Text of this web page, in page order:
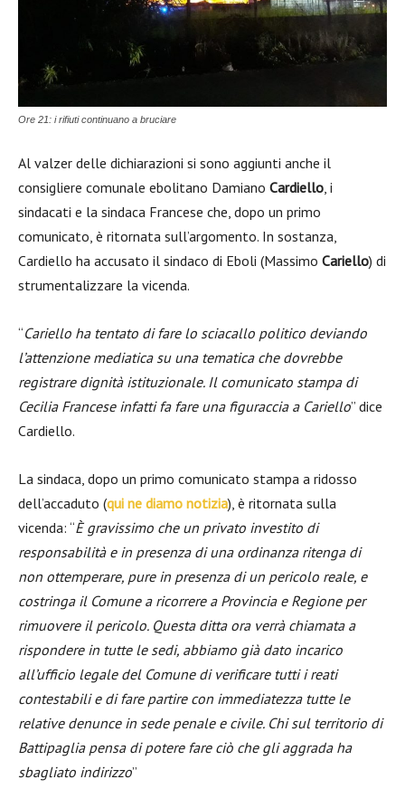
Ore 21: i rifiuti continuano a bruciare
Al valzer delle dichiarazioni si sono aggiunti anche il
consigliere comunale ebolitano Damiano Cardiello , i
sindacati e la sindaca Francese che, dopo un primo
comunicato, è ritornata sull’argomento. In sostanza,
Cardiello ha accusato il sindaco di Eboli (Massimo Cariello) di
strumentalizzare la vicenda.
“Cariello ha tentato di fare lo sciacallo politico deviando
l’attenzione mediatica su una tematica che dovrebbe
registrare dignità istituzionale. Il comunicato stampa di
Cecilia Francese infatti fa fare una figuraccia a Cariello” dice
Cardiello.
La sindaca, dopo un primo comunicato stampa a ridosso
dell’accaduto (qui ne diamo notizia), è ritornata sulla
vicenda: “È gravissimo che un privato investito di
responsabilità e in presenza di una ordinanza ritenga di
non ottemperare, pure in presenza di un pericolo reale, e
costringa il Comune a ricorrere a Provincia e Regione per
rimuovere il pericolo. Questa ditta ora verrà chiamata a
rispondere in tutte le sedi, abbiamo già dato incarico
all’ufficio legale del Comune di verificare tutti i reati
contestabili e di fare partire con immediatezza tutte le
relative denunce in sede penale e civile. Chi sul territorio di
Battipaglia pensa di potere fare ciò che gli aggrada ha
sbagliato indirizzo”